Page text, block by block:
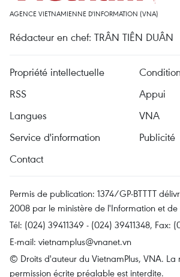
AGENCE VIETNAMIENNE D'INFORMATION (VNA)
Rédacteur en chef: TRÂN TIÊN DUÂN
Propriété intellectuelle
RSS
Appui
Langues
VNA
Service d'information
Publicité
Contact
Permis de publication: 1374/GP-BTTTT
2008 par le ministère de l'Information et
Tél: (024) 39411349 - (024) 39411348, Fax:
E-mail: vietnamplus@vnanet.vn
© Droits d'auteur du VietnamPlus, VNA. La
permission écrite préalable est interdite.